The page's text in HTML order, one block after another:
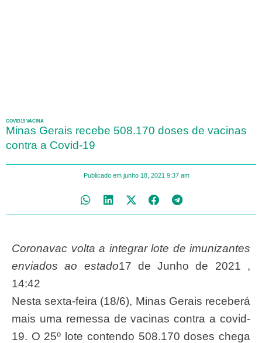
COVID19 VACINA
Minas Gerais recebe 508.170 doses de vacinas
contra a Covid-19
Publicado em junho 18, 2021 9:37 am
Coronavac volta a integrar lote de imunizantes
enviados ao estado17 de Junho de 2021 ,
14:42
Nesta sexta-feira (18/6), Minas Gerais receberá
mais uma remessa de vacinas contra a covid-
19. O 25º lote contendo 508.170 doses chega